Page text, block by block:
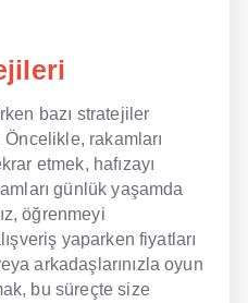
bazı stratejiler
rakamları
etmek, hafızayı
günlük yaşamda
öğrenmeyi
yaparken fiyatları
arkadaşlarınızla oyun
bu süreçte size